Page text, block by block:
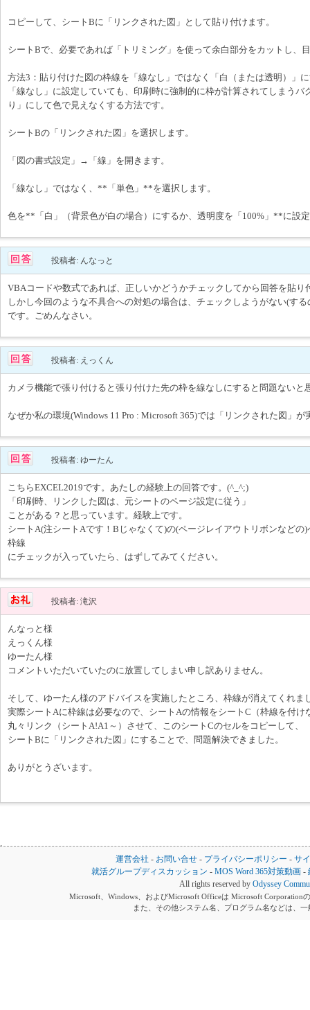
コピーして、シートBに「リンクされた図」として貼り付けます。
シートBで、必要であれば「トリミング」を使って余白部分をカットし、
方法3：貼り付けた図の枠線を「線なし」ではなく「白（または透明）」
「線なし」に設定していても、印刷時に強制的に枠が計算されてしまう
り」にして色で見えなくする方法です。
シートBの「リンクされた図」を選択します。
「図の書式設定」→「線」を開きます。
「線なし」ではなく、**「単色」**を選択します。
色を**「白」（背景色が白の場合）にするか、透明度を「100%」**に設
投稿者: んなっと
VBAコードや数式であれば、正しいかどうかチェックしてから回答を貼り
しかし今回のような不具合への対処の場合は、チェックしようがない(す
です。ごめんなさい。
投稿者: えっくん
カメラ機能で張り付けると張り付けた先の枠を線なしにすると問題ないと
なぜか私の環境(Windows 11 Pro : Microsoft 365)では「リンクされた図」が
投稿者: ゆーたん
こちらEXCEL2019です。あたしの経験上の回答です。(^_^;)
「印刷時、リンクした図は、元シートのページ設定に従う」
ことがある？と思っています。経験上です。
シートA(注シートAです！Bじゃなくて)の(ページレイアウトリボンなどの
枠線
にチェックが入っていたら、はずしてみてください。
投稿者: 滝沢
んなっと様
えっくん様
ゆーたん様
コメントいただいていたのに放置してしまい申し訳ありません。
そして、ゆーたん様のアドバイスを実施したところ、枠線が消えてくれま
実際シートAに枠線は必要なので、シートAの情報をシートC（枠線を付け
丸々リンク（シートA!A1～）させて、このシートCのセルをコピーして、
シートBに「リンクされた図」にすることで、問題解決できました。
ありがとうざいます。
運営会社 - お問い合せ - プライバシーポリシー - サ
就活グループディスカッション -MOS Word 365対策動画 -
All rights reserved by Odyssey
Microsoft、Windows、およびMicrosoft Officeは Microsoft Corporation
また、その他システム名、プログラム名などは、